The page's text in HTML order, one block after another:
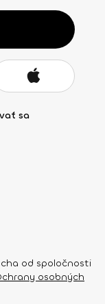
sa
od spoločnosti
osobných